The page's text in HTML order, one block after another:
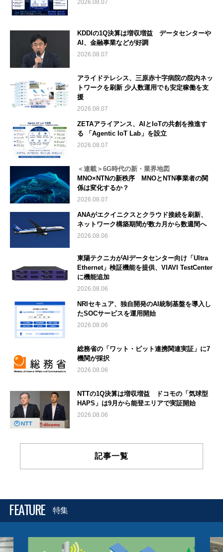
2026.08.07
KDDIの1Q決算は増収増益 データセンターや
AI、金融事業などが好調
2026.08.07
アライドテレシス、三原赤十字病院の院内ネッ
トワークを刷新 少人数運用でも安定稼働を支
援
2026.08.07
ZETAアライアンス、AIとIoTの共創を推進す
る 「Agentic IoT Lab」を設立
2026.08.07
＜連載＞6G時代の新・業界地図
MNO×NTNの新秩序 MNOとNTN事業者の関
係は変化するか？
2026.08.07
ANAがエクイニクスとクラウド接続を刷新、
ネットワーク構築期間が数カ月から数週間へ
2026.08.06
東陽テクニカがAIデータセンター向け「Ultra
Ethernet」検証機能を提供、VIAVI TestCenter
に機能追加
2026.08.06
NRIセキュア、独自開発のAI統制基盤を導入し
たSOCサービスを運用開始
2026.08.06
総務省の「ワット・ビット連携関連実証」に7
機関が採択
2026.08.06
NTTの1Q決算は増収増益 ドコモの「気球型
HAPS」は9月から能登エリアで実証開始
2026.08.06
記事一覧
FEATURE 特集